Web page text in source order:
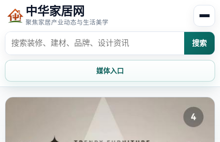
中华家居网
聚焦家居产业动态与生活美学
搜索
媒体入口